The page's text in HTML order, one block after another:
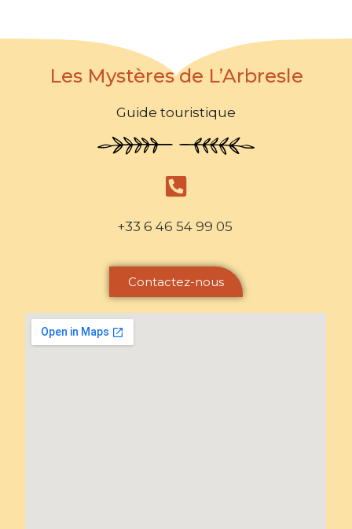
Les Mystères de L’Arbresle
Guide touristique
+33 6 46 54 99 05
Contactez-nous